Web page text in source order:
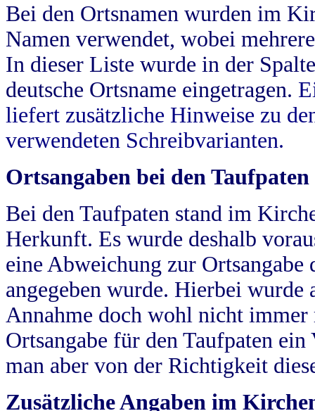
Bei den Ortsnamen wurden im
Namen verwendet, wobei
In dieser Liste wurde in der
deutsche Ortsname eingetragen.
liefert zusätzliche Hinweise zu
verwendeten Schreibvarianten.
Ortsangaben bei den Taufpaten
Bei den Taufpaten stand im
Herkunft. Es wurde deshalb
eine Abweichung zur
angegeben wurde. Hierbei wurde
Annahme doch wohl nicht
Ortsangabe für den Taufpaten
man aber von der Richtigkeit
Zusätzliche Angaben im